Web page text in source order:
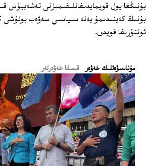
بۇنىڭغا يول قويمايدىغانلىقىمىزنى تەشەببۇس
بۇنىڭ كەينىدىمۇ يەنە سىياسىي سەۋەب
ئوتتۇرىغا قويدى.
ﻣﯘﻧﺎﺳﯩﯟﻩﺗﻠﯩﻚ ﺧﻪﯞﻩﺭ قىسقا خەۋەرلەر